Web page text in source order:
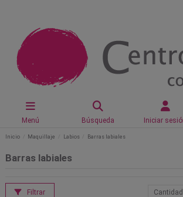
Menú Búsqueda Iniciar
Inicio Maquillaje Labios Barras labiales
Barras labiales
Filtrar